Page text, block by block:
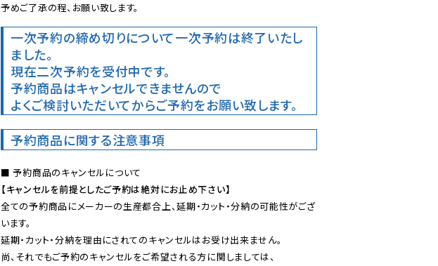
予めご了承の程、お願い致します。
一次予約の締め切りについて一次予約は終了いたし
ました。
現在二次予約を受付中です。
予約商品はキャンセルできませんので
よくご検討いただいてからご予約をお願い致します。
予約商品に関する注意事項
【キャンセルを前提としたご予約は絶対にお止め下さい】
全ての予約商品にメーカーの生産都合上、延期・カット・分納の可能性がござ
います。
延期・カット・分納を理由にされてのキャンセルはお受け出来ません。
尚、それでもご予約のキャンセルをご希望される方に関しましては、